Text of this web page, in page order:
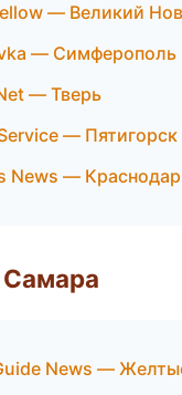
— Великий
— Симферополь
— Тверь
— Пятигорск
News — Краснодар
News —